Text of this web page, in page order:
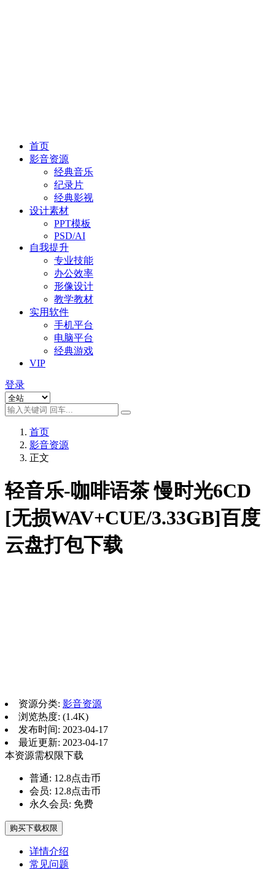
首页
影音资源
经典音乐
纪录片
经典影视
设计素材
PPT模板
PSD/AI
自我提升
专业技能
办公效率
形像设计
教学教材
实用软件
手机平台
电脑平台
经典游戏
VIP
登录
首页
影音资源
正文
轻音乐-咖啡语茶 慢时光6CD
[无损WAV+CUE/3.33GB]百度
云盘打包下载
资源分类: 影音资源
浏览热度: (1.4K)
发布时间: 2023-04-17
最近更新: 2023-04-17
本资源需权限下载
普通: 12.8点击币
会员: 12.8点击币
永久会员: 免费
购买下载权限
详情介绍
常见问题